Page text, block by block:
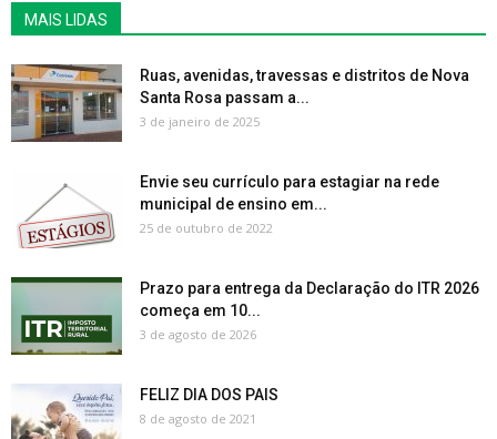
MAIS LIDAS
Ruas, avenidas, travessas e distritos de Nova
Santa Rosa passam a...
3 de janeiro de 2025
Envie seu currículo para estagiar na rede
municipal de ensino em...
25 de outubro de 2022
Prazo para entrega da Declaração do ITR 2026
começa em 10...
3 de agosto de 2026
FELIZ DIA DOS PAIS
8 de agosto de 2021